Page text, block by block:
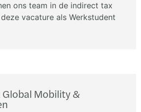
ons team in de indirect tax
vacature als Werkstudent
Mobility &